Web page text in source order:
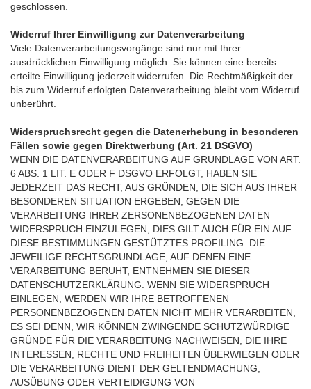
geschlossen.
Widerruf Ihrer Einwilligung zur Datenverarbeitung
Viele Datenverarbeitungsvorgänge sind nur mit Ihrer
ausdrücklichen Einwilligung möglich. Sie können eine bereits
erteilte Einwilligung jederzeit widerrufen. Die Rechtmäßigkeit der
bis zum Widerruf erfolgten Datenverarbeitung bleibt vom Widerruf
unberührt.
Widerspruchsrecht gegen die Datenerhebung in besonderen
Fällen sowie gegen Direktwerbung (Art. 21 DSGVO)
WENN DIE DATENVERARBEITUNG AUF GRUNDLAGE VON ART.
6 ABS. 1 LIT. E ODER F DSGVO ERFOLGT, HABEN SIE
JEDERZEIT DAS RECHT, AUS GRÜNDEN, DIE SICH AUS IHRER
BESONDEREN SITUATION ERGEBEN, GEGEN DIE
VERARBEITUNG IHRER ZERSONENBEZOGENEN DATEN
WIDERSPRUCH EINZULEGEN; DIES GILT AUCH FÜR EIN AUF
DIESE BESTIMMUNGEN GESTÜTZTES PROFILING. DIE
JEWEILIGE RECHTSGRUNDLAGE, AUF DENEN EINE
VERARBEITUNG BERUHT, ENTNEHMEN SIE DIESER
DATENSCHUTZERKLÄRUNG. WENN SIE WIDERSPRUCH
EINLEGEN, WERDEN WIR IHRE BETROFFENEN
PERSONENBEZOGENEN DATEN NICHT MEHR VERARBEITEN,
ES SEI DENN, WIR KÖNNEN ZWINGENDE SCHUTZWÜRDIGE
GRÜNDE FÜR DIE VERARBEITUNG NACHWEISEN, DIE IHRE
INTERESSEN, RECHTE UND FREIHEITEN ÜBERWIEGEN ODER
DIE VERARBEITUNG DIENT DER GELTENDMACHUNG,
AUSÜBUNG ODER VERTEIDIGUNG VON